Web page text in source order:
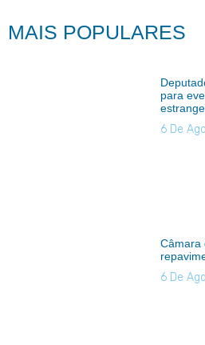
MAIS POPULARES
para
6 De
Câmara
6 De